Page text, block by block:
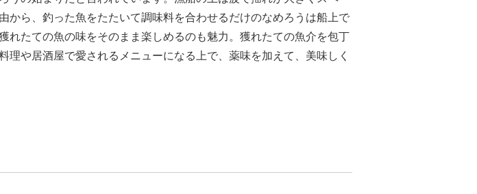
から、釣った魚をたたいて調味料を合わせるだけのなめろうは船上で
れたての魚の味をそのまま楽しめるのも魅力。獲れたての魚介を包丁
や居酒屋で愛されるメニューになる上で、薬味を加えて、美味しく